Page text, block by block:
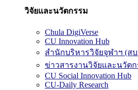
วิจัยและนวัตกรรม
Chula DigiVerse
CU Innovation Hub
สำนักบริหารวิจัยจุฬาฯ (ส
ข่าวสารงานวิจัยและนวัตก
CU Social Innovation Hub
CU-Daily Research